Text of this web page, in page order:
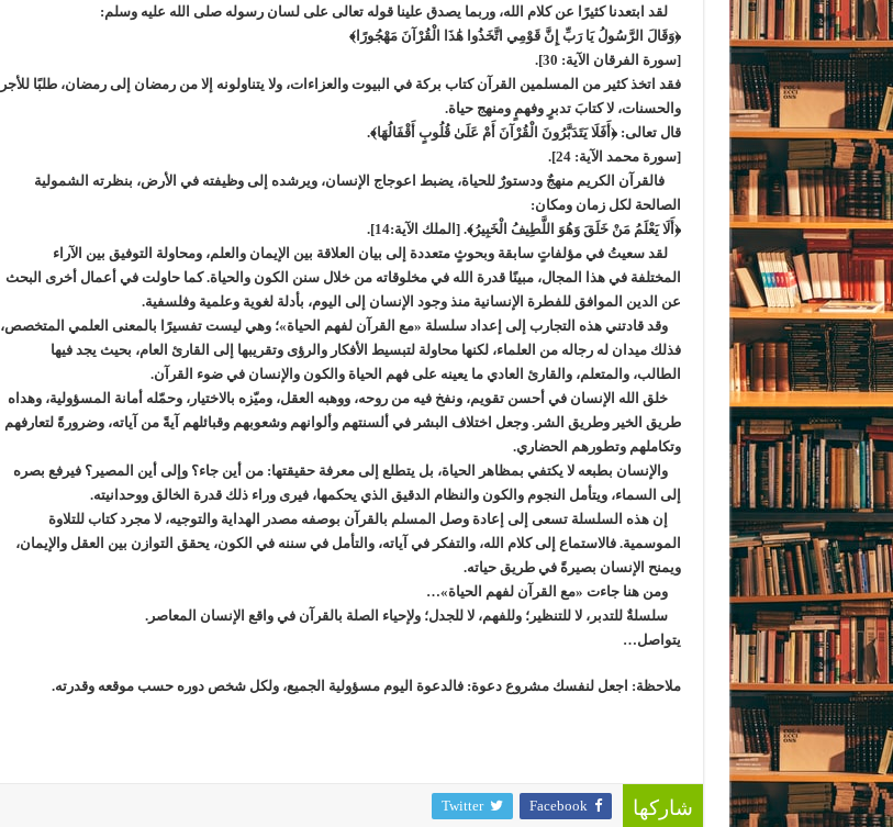
لقد ابتعدنا كثيرًا عن كلام الله، وربما يصدق علينا قوله تعالى على لسان رسوله صلى الله عليه وسلم:
﴿وَقَالَ الرَّسُولُ يَا رَبِّ إِنَّ قَوْمِي اتَّخَذُوا هَٰذَا الْقُرْآنَ مَهْجُورًا﴾
[سورة الفرقان الآية: 30].
فقد اتخذ كثير من المسلمين القرآن كتاب بركة في البيوت والعزاءات، ولا يتناولونه إلا من رمضان إلى رمضان، طلبًا للأجر
والحسنات، لا كتابَ تدبرٍ وفهمٍ ومنهج حياة.
قال تعالى: ﴿أَفَلَا يَتَدَبَّرُونَ الْقُرْآنَ أَمْ عَلَىٰ قُلُوبٍ أَقْفَالُهَا﴾.
[سورة محمد الآية: 24].
فالقرآن الكريم منهجٌ ودستورٌ للحياة، يضبط اعوجاج الإنسان، ويرشده إلى وظيفته في الأرض، بنظرته الشمولية
الصالحة لكل زمان ومكان:
﴿أَلَا يَعْلَمُ مَنْ خَلَقَ وَهُوَ اللَّطِيفُ الْخَبِيرُ﴾. [الملك الآية:14].
لقد سعيتُ في مؤلفاتٍ سابقة وبحوثٍ متعددة إلى بيان العلاقة بين الإيمان والعلم، ومحاولة التوفيق بين الآراء
المختلفة في هذا المجال، مبينًا قدرة الله في مخلوقاته من خلال سنن الكون والحياة. كما حاولت في أعمال أخرى البحث
عن الدين الموافق للفطرة الإنسانية منذ وجود الإنسان إلى اليوم، بأدلة لغوية وعلمية وفلسفية.
وقد قادتني هذه التجارب إلى إعداد سلسلة «مع القرآن لفهم الحياة»؛ وهي ليست تفسيرًا بالمعنى العلمي المتخصص،
فذلك ميدان له رجاله من العلماء، لكنها محاولة لتبسيط الأفكار والرؤى وتقريبها إلى القارئ العام، بحيث يجد فيها
الطالب، والمتعلم، والقارئ العادي ما يعينه على فهم الحياة والكون والإنسان في ضوء القرآن.
خلق الله الإنسان في أحسن تقويم، ونفخ فيه من روحه، ووهبه العقل، وميّزه بالاختيار، وحمّله أمانة المسؤولية، وهداه
طريق الخير وطريق الشر. وجعل اختلاف البشر في ألسنتهم وألوانهم وشعوبهم وقبائلهم آيةً من آياته، وضرورةً لتعارفهم
وتكاملهم وتطورهم الحضاري.
والإنسان بطبعه لا يكتفي بمظاهر الحياة، بل يتطلع إلى معرفة حقيقتها: من أين جاء؟ وإلى أين المصير؟ فيرفع بصره
إلى السماء، ويتأمل النجوم والكون والنظام الدقيق الذي يحكمها، فيرى وراء ذلك قدرة الخالق ووحدانيته.
إن هذه السلسلة تسعى إلى إعادة وصل المسلم بالقرآن بوصفه مصدر الهداية والتوجيه، لا مجرد كتاب للتلاوة
الموسمية. فالاستماع إلى كلام الله، والتفكر في آياته، والتأمل في سننه في الكون، يحقق التوازن بين العقل والإيمان،
ويمنح الإنسان بصيرةً في طريق حياته.
ومن هنا جاءت «مع القرآن لفهم الحياة»…
سلسلةٌ للتدبر، لا للتنظير؛ وللفهم، لا للجدل؛ ولإحياء الصلة بالقرآن في واقع الإنسان المعاصر.
يتواصل…
ملاحظة: اجعل لنفسك مشروع دعوة: فالدعوة اليوم مسؤولية الجميع، ولكل شخص دوره حسب موقعه وقدرته.
شاركها Facebook
Twitter